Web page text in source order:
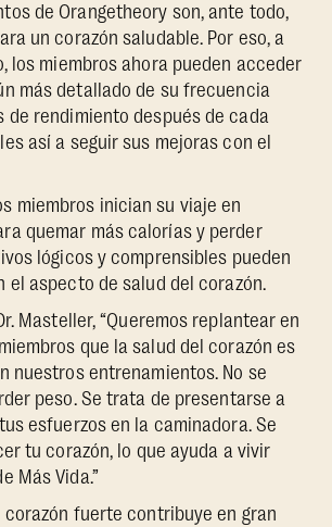
de Orangetheory son, ante todo,
un corazón saludable. Por eso, a
los miembros ahora pueden acceder
más detallado de su frecuencia
de rendimiento después de cada
así a seguir sus mejoras con el
miembros inician su viaje en
quemar más calorías y perder
lógicos y comprensibles pueden
el aspecto de salud del corazón.
Masteller, “Queremos replantear en
que la salud del corazón es
nuestros entrenamientos. No se
peso. Se trata de presentarse a
esfuerzos en la caminadora. Se
tu corazón, lo que ayuda a vivir
Más Vida.”
corazón fuerte contribuye en gran